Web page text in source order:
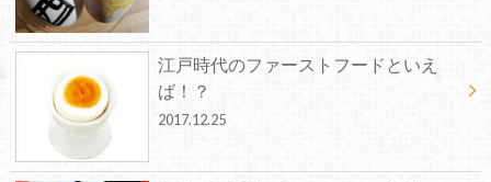
江戸時代のファーストフードといえ
ば！？
2017.12.25